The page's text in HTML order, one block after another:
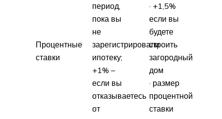
Процентные
ставки
период,
пока вы
не
зарегистрировали
ипотеку;
+1% –
если вы
отказываетесь
от
· +1,5%
если вы
будете
строить
загородный
дом
· размер
процентной
ставки